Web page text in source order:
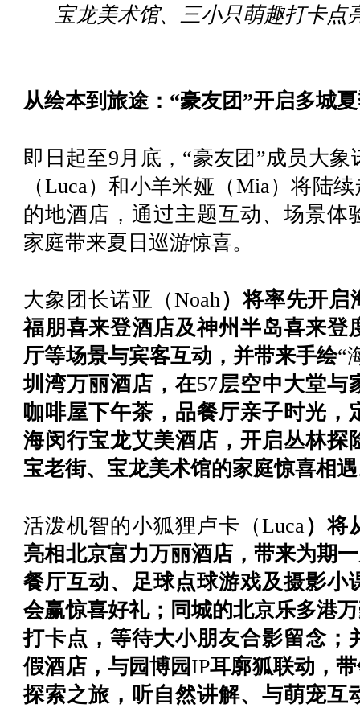
宝龙美术馆、三小只萌趣打卡点
从绘本到旅途：“豪友团”开启多城
即日起至9月底，“豪友团”成员大
（Luca）和小羊米娅（Mia）将陆
的地酒店，通过主题互动、场景体
家庭带来夏日巡游惊喜。
大象团长诺亚（Noah）将率先开启
福朋喜来登酒店及神州半岛喜来登
厅等场景与宾客互动，并带来手绘“
圳湾万丽酒店，在57层空中大堂与
咖啡屋下午茶，品餐厅亲子时光，
海闵行宝龙艾美酒店，开启丛林探
宝老街、宝龙美术馆的家庭惊喜相
活泼机智的小狐狸卢卡（Luca）将
亮相北京富力万丽酒店，带来为期
餐厅互动、足球点球游戏及摄影小
会赢惊喜好礼；同城的北京乐多港
打卡点，等待大小朋友合影留念；
假酒店，与园博园IP耳廓狐联动，
探索之旅，听自然讲解、与萌宠互